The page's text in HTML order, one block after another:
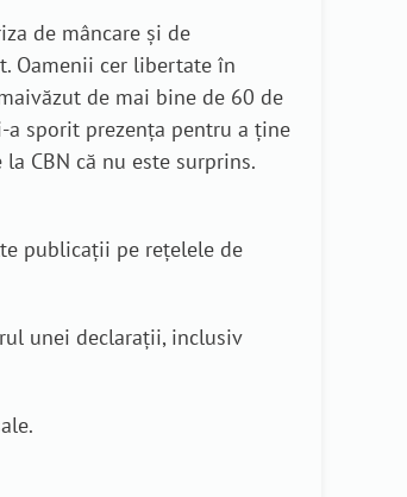
de mâncare și de
Oamenii cer libertate în
de mai bine de 60 de
a sporit prezența pentru a ține
CBN că nu este surprins.
publicații pe rețelele de
unei declarații, inclusiv